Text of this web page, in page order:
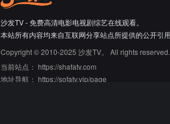
沙发TV - 免费高清电影电视剧综艺在线观看。
本站所有内容均来自互联网分享站点所提供的公开引
Copyright © 2010-2025 沙发TV。 All rights reserved.
当前站点： https://shafatv.com
地址导航： https://sofatv.vip/page